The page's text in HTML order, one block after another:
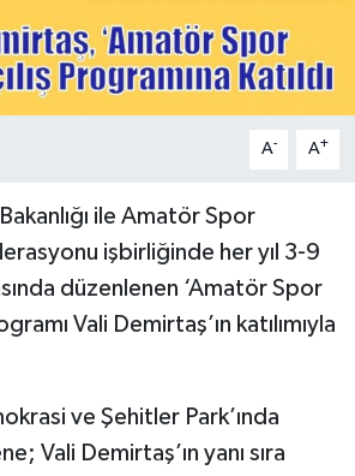
A- A+
ile Amatör Spor
işbirliğinde her yıl 3-9
düzenlenen ‘Amatör Spor
Vali Demirtaş’ın katılımıyla
ve Şehitler Park’ında
Vali Demirtaş’ın yanı sıra